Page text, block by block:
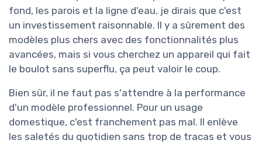
fond, les parois et la ligne d'eau, je dirais que c'est
un investissement raisonnable. Il y a sûrement des
modèles plus chers avec des fonctionnalités plus
avancées, mais si vous cherchez un appareil qui fait
le boulot sans superflu, ça peut valoir le coup.
Bien sûr, il ne faut pas s'attendre à la performance
d'un modèle professionnel. Pour un usage
domestique, c'est franchement pas mal. Il enlève
les saletés du quotidien sans trop de tracas et vous